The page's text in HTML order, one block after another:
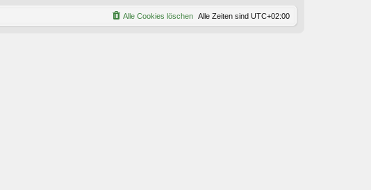
Alle Zeiten sind UTC+02:00
Alle Cookies löschen